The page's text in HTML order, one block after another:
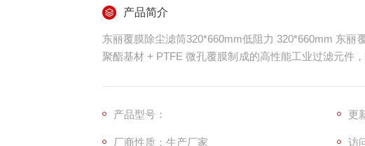
产品简介
东丽覆膜除尘滤筒320*660mm低阻力 320*660mm 东丽
聚酯基材 + PTFE 微孔覆膜制成的高性能工业过滤元件
产品型号：
更
厂商性质：生产厂家 访